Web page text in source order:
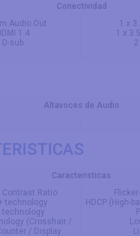
Conectividad
Audio Out
1.4
D-sub
1 x
1 x
Altavoces de Audio
Caracteristicas
Ratio
technology
technology
(Crosshair /
/ Display
HDCP (High-